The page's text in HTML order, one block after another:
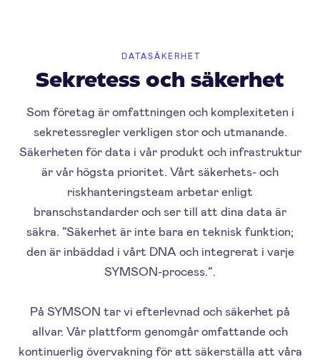
DATASÄKERHET
Sekretess och säkerhet
Som företag är omfattningen och komplexiteten i
sekretessregler verkligen stor och utmanande.
Säkerheten för data i vår produkt och infrastruktur
är vår högsta prioritet. Vårt säkerhets- och
riskhanteringsteam arbetar enligt
branschstandarder och ser till att dina data är
säkra. ”Säkerhet är inte bara en teknisk funktion;
den är inbäddad i vårt DNA och integrerat i varje
SYMSON-process.”.
På SYMSON tar vi efterlevnad och säkerhet på
allvar. Vår plattform genomgår omfattande och
kontinuerlig övervakning för att säkerställa att våra